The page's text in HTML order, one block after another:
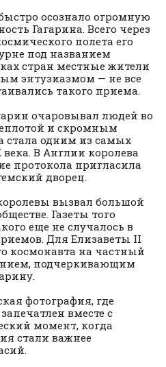
осознало огромную
Гагарина. Всего через
полета его
под названием
стран местные жители
энтузиазмом — не все
такого приема.
очаровывал людей во
и скромным
стала одним из самых
В Англии королева
протокола пригласила
дворец.
вызвал большой
Газеты того
еще не случалось в
Для Елизаветы II
космонавта на частный
подчеркивающим
фотография, где
вместе с
момент, когда
стали важнее